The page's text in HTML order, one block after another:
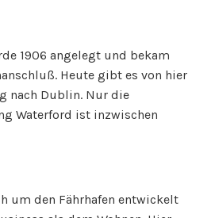
1906 angelegt und bekam
Heute gibt es von hier
nach Dublin. Nur die
Waterford ist inzwischen
um den Fährhafen entwickelt